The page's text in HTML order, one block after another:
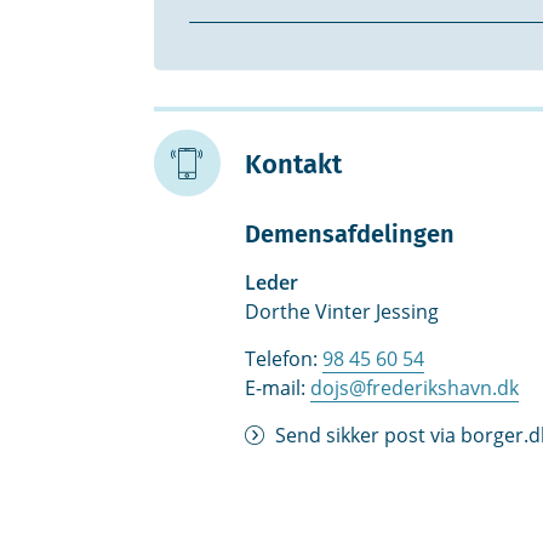
Kontakt
Demensafdelingen
Leder
Dorthe Vinter Jessing
Telefon: 98 45 60 54
E-mail: dojs@frederikshavn.dk
Send sikker post via